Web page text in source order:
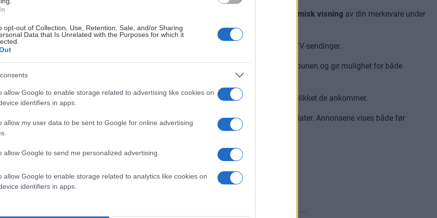
opt-out of Collection, Use, Retention, Sale, and/or Sharing
Data that Is Unrelated with the Purposes for which it
allow Google to enable storage related to advertising like cookies on
identifiers in apps.
allow my user data to be sent to Google for online advertising
allow Google to send me personalized advertising.
allow Google to enable storage related to analytics like cookies on
identifiers in apps.
LED-skjermer og digitale løsninger. LED-reklame gir dynamisk visning av din merkevare under
på hver side av arenaen gir din bedrift bred eksponering til publikum i hallen og på TV-sendinger.
(168 m² totalt), er mittpunktet i arenaen. Den gir maksimal synlighet over hele tribunen og gir mulighet for både
ved alle innganger til arenaen sikrer at budskapet ditt når publikum fra det øyeblikket de ankommer.
fra eksponering på én kortside til full synlighet gjennom hele arenaens digitale flater. Annonsene vises både før
Pris for arenareklame ved forespørsel